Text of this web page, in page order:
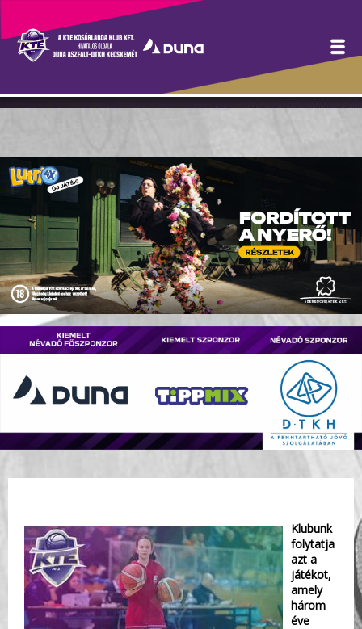
Itt jelentkezhetsz a február
28-i szurkolói játékra
Klubunk
folytatja
azt a
játékot,
amely
három
éve